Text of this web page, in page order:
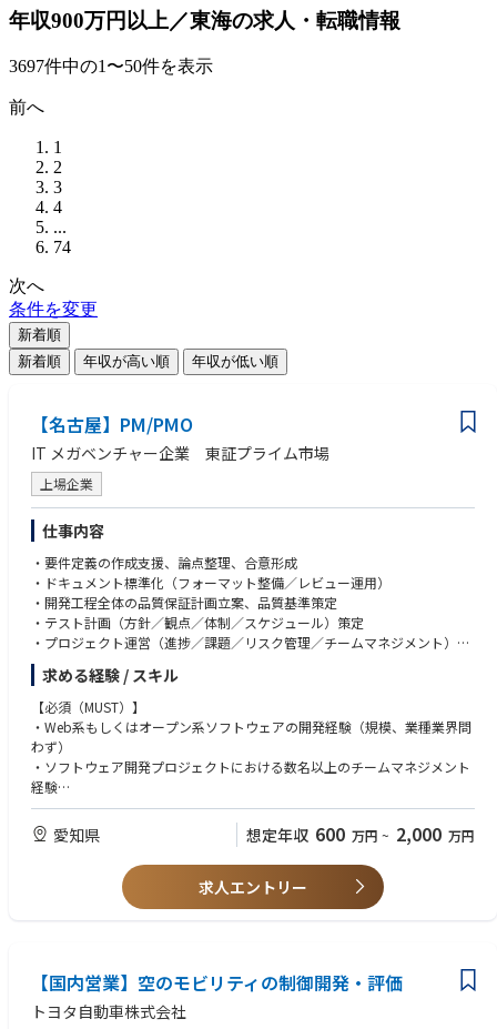
年収900万円以上／東海の求人・転職情報
3697件中の1〜50件を表示
前へ
1
2
3
4
...
74
次へ
条件を変更
新着順
新着順
年収が高い順 年収が低い順
【名古屋】PM/PMO
IT メガベンチャー企業 東証プライム市場
上場企業
仕事内容
・要件定義の作成支援、論点整理、合意形成
・ドキュメント標準化（フォーマット整備／レビュー運用）
・開発工程全体の品質保証計画立案、品質基準策定
・テスト計画（方針／観点／体制／スケジュール）策定
・プロジェクト運営（進捗／課題／リスク管理／チームマネジメント）
・品質／ユーザビリティ向上の改善提案、施策推進
・AI活用戦略の企画、導入推進、運用設計
求める経験 / スキル
【必須（MUST）】
・Web系もしくはオープン系ソフトウェアの開発経験（規模、業種業界問
わず）
・ソフトウェア開発プロジェクトにおける数名以上のチームマネジメント
経験
【歓迎（WANT）】
・プロジェクトマネジメント経験
・お客様との折衝経験、交渉経験
・SI系のソフトウェア開発プロジェクトに携わった経験（言語問わず）
愛知県 想定年収 600 万円 ~ 2,000 万円
求人エントリー
【国内営業】空のモビリティの制御開発・評価
トヨタ自動車株式会社